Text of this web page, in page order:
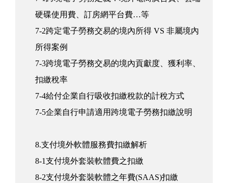
硬碟使用費、訂房網平台費…等
7-2跨定電子勞務交易的境內所得 VS 非屬境內
所得案例
7-3跨境電子勞務交易的境內貢獻度、獲利率、
扣繳稅率
7-4給付企業自行吸收扣繳稅款的計稅方式
7-5企業自行申請適用跨境電子勞務扣繳說明
8.支付境外軟體服務費扣繳解析
8-1支付境外套裝軟體費之扣繳
8-2支付境外套裝軟體之年費(SAAS)扣繳